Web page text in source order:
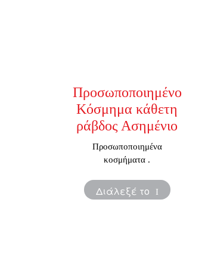
Προσωποποιημένο
Κόσμημα κάθετη
ράβδος Ασημένιο
Προσωποποιημένα
κοσμήματα .
Διάλεξέ το